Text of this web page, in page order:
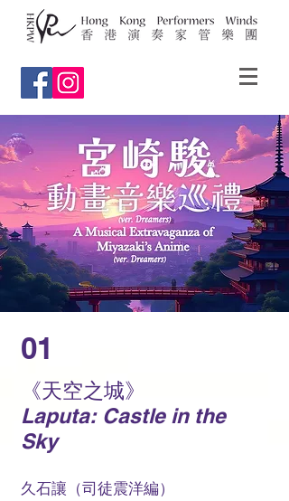
01
《天空之城》
Laputa: Castle in the
Sky
久石讓（司徒震洋編）